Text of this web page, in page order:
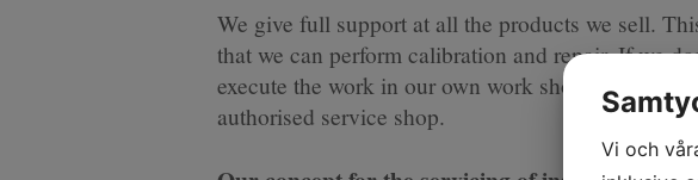
We give full support at all the products we sell.
that we can perform calibration and repair. If we
execute the work in our own work shop we send it
authorised service shop.
Vi och